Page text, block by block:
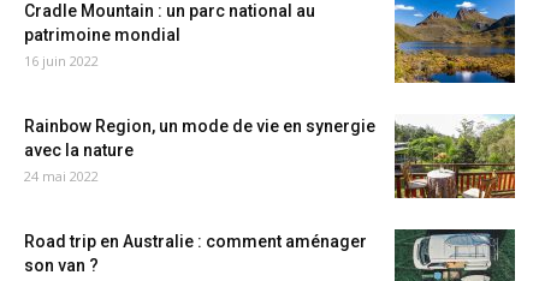
Cradle Mountain : un parc national au
patrimoine mondial
16 juin 2022
Rainbow Region, un mode de vie en synergie
avec la nature
24 mai 2022
Road trip en Australie : comment aménager
son van ?